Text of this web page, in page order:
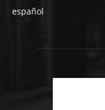
español